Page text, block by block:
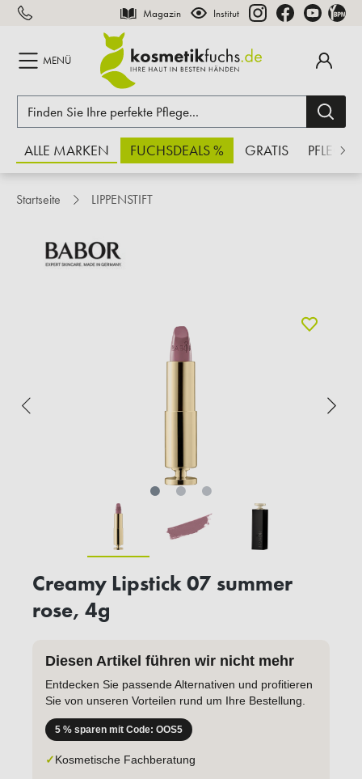
springen Magazin Institut
MENÜ
ALLE MARKEN FUCHSDEALS % GRATIS PFLEGE
Startseite LIPPENSTIFT
Creamy Lipstick 07 summer
rose, 4g
Diesen Artikel führen wir nicht mehr
Entdecken Sie passende Alternativen und profitieren
Sie von unseren Vorteilen rund um Ihre Bestellung.
5 % sparen mit Code: OOS5
✓Kosmetische Fachberatung